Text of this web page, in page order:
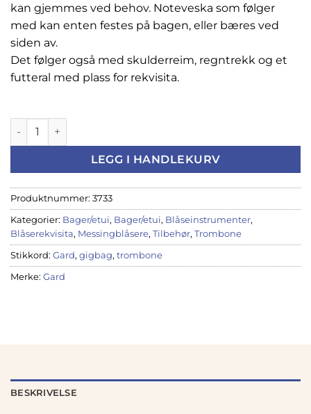
kan gjemmes ved behov. Noteveska som følger
med kan enten festes på bagen, eller bæres ved
siden av.
Det følger også med skulderreim, regntrekk og et
futteral med plass for rekvisita.
Gigbag, Gard Elite Trombone, Cordura, 21-ESK - TALW282
LEGG I HANDLEKURV
Produktnummer: 3733
Kategorier: Bager/etui, Bager/etui, Blåseinstrumenter,
Blåserekvisita, Messingblåsere, Tilbehør, Trombone
Stikkord: Gard, gigbag, trombone
Merke: Gard
BESKRIVELSE